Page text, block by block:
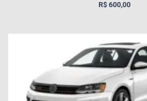
R$600,00